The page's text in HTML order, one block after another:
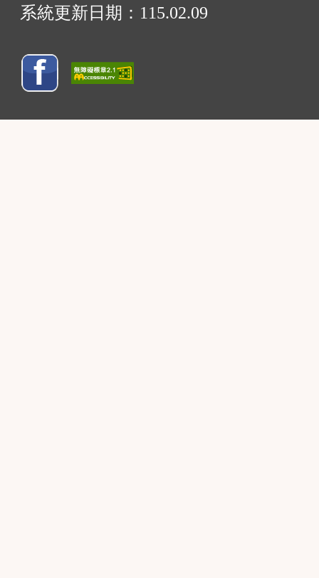
系統更新日期： 115.02.09